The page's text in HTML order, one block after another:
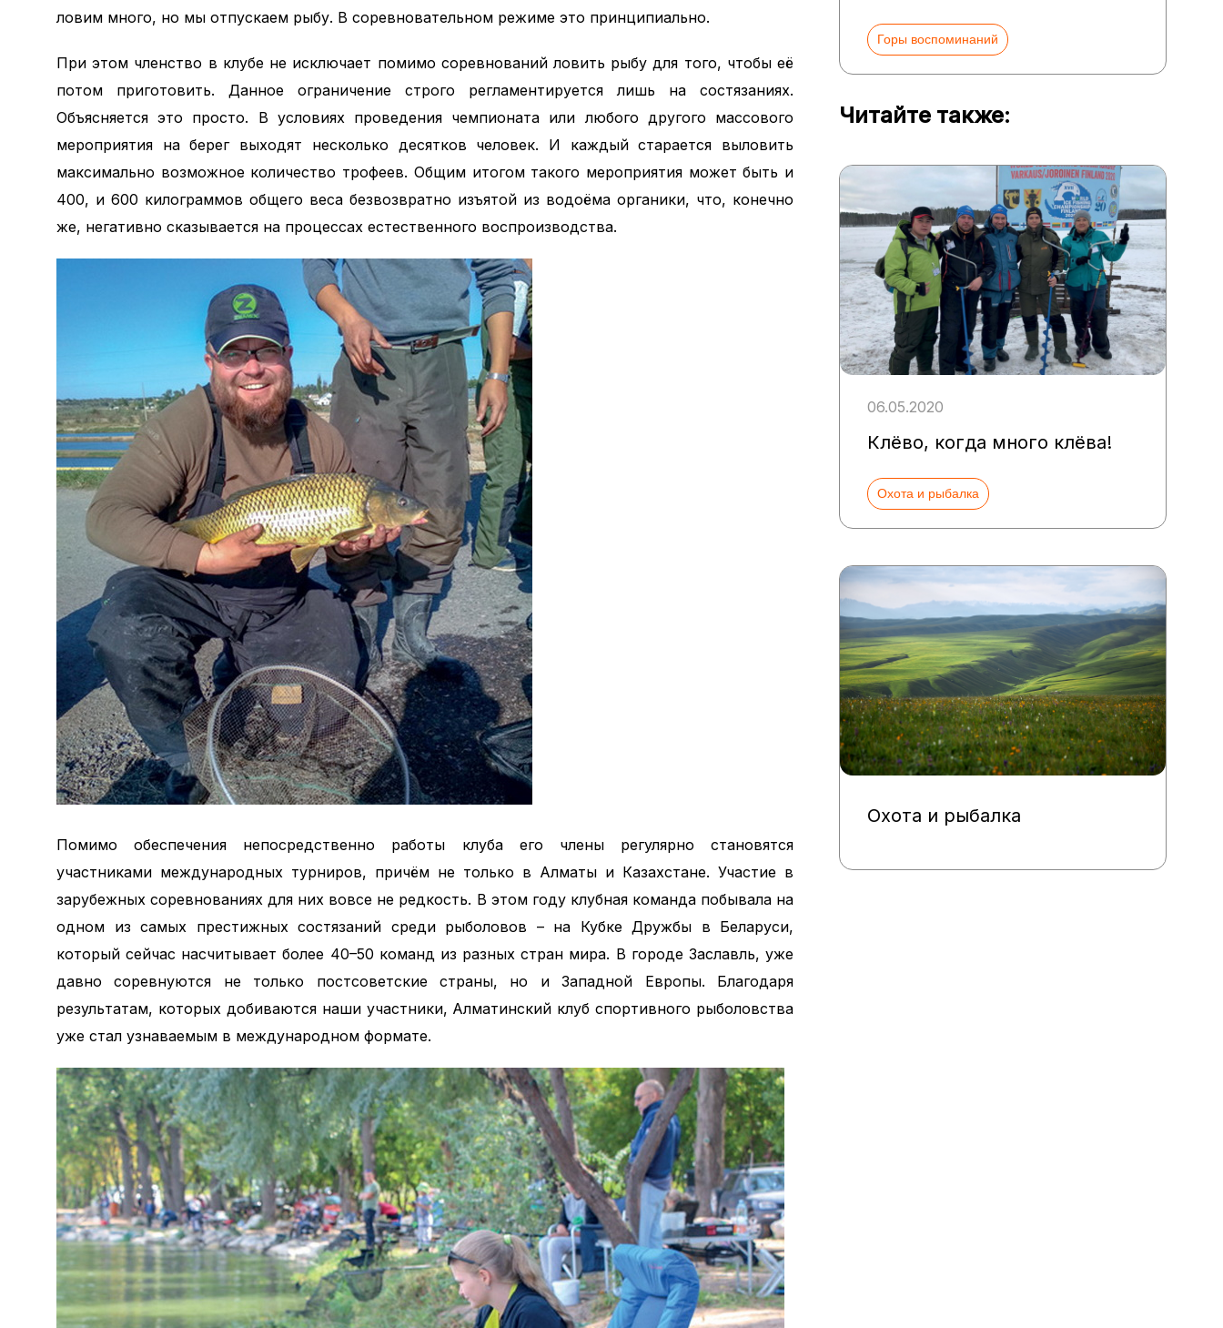
ловим много, но мы отпускаем рыбу. В соревновательном режиме это принципиально.
При этом членство в клубе не исключает помимо соревнований ловить рыбу для того, чтобы её
потом приготовить. Данное ограничение строго регламентируется лишь на состязаниях.
Объясняется это просто. В условиях проведения чемпионата или любого другого массового
мероприятия на берег выходят несколько десятков человек. И каждый старается выловить
максимально возможное количество трофеев. Общим итогом такого мероприятия может быть и
400, и 600 килограммов общего веса безвозвратно изъятой из водоёма органики, что, конечно
же, негативно сказывается на процессах естественного воспроизводства.
Помимо обеспечения непосредственно работы клуба его члены регулярно становятся
участниками международных турниров, причём не только в Алматы и Казахстане. Участие в
зарубежных соревнованиях для них вовсе не редкость. В этом году клубная команда побывала на
одном из самых престижных состязаний среди рыболовов – на Кубке Дружбы в Беларуси,
который сейчас насчитывает более 40–50 команд из разных стран мира. В городе Заславль, уже
давно соревнуются не только постсоветские страны, но и Западной Европы. Благодаря
результатам, которых добиваются наши участники, Алматинский клуб спортивного рыболовства
уже стал узнаваемым в международном формате.
Горы воспоминаний
Читайте также:
06.05.2020
Клёво, когда много клёва!
Охота и рыбалка
Охота и рыбалка